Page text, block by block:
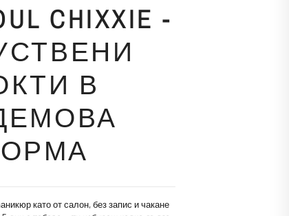
CHIXXIE -
В
като от салон, без запис и чакане